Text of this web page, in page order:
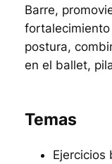
Barre,
postura,
en el ballet,
Temas
Ejercicios